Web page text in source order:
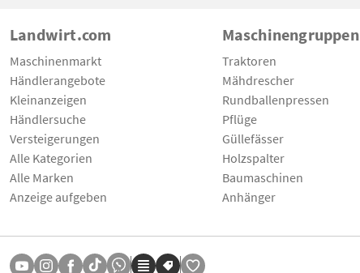
Landwirt.com
Maschinenmarkt
Händlerangebote
Kleinanzeigen
Händlersuche
Versteigerungen
Alle Kategorien
Alle Marken
Anzeige aufgeben
Maschinengruppen
Traktoren
Mähdrescher
Rundballenpressen
Pflüge
Güllefässer
Holzspalter
Baumaschinen
Anhänger